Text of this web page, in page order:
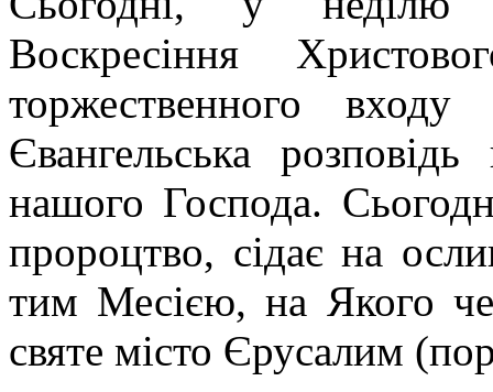
Воскресіння
торжественного
Євангельська
нашого Господа.
пророцтво, сідає на
тим Месією, на Якого
святе місто Єрусалим